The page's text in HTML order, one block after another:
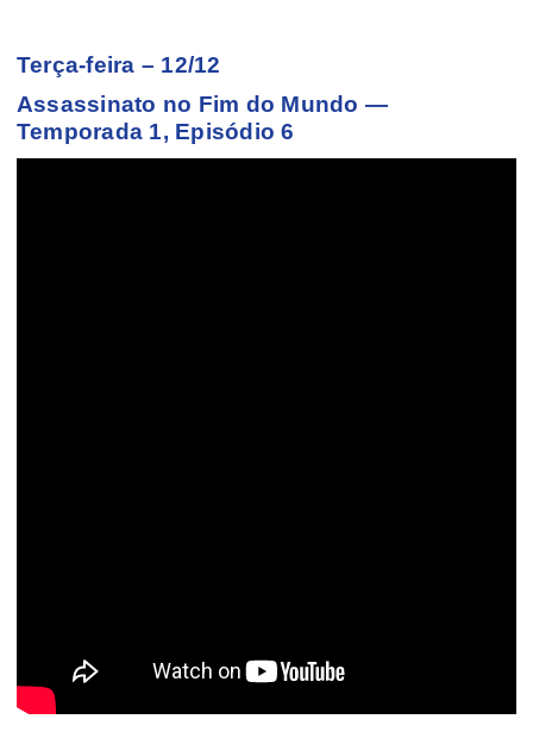
Terça-feira – 12/12
Assassinato no Fim do Mundo —
Temporada 1, Episódio 6